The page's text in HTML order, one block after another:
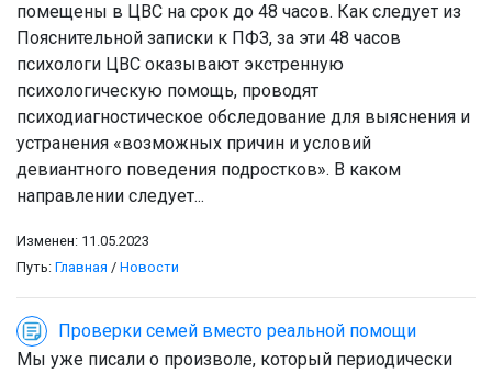
помещены в ЦВС на срок до 48 часов. Как следует из
Пояснительной записки к ПФЗ, за эти 48 часов
психологи ЦВС оказывают экстренную
психологическую помощь, проводят
психодиагностическое обследование для выяснения и
устранения «возможных причин и условий
девиантного поведения подростков». В каком
направлении следует...
Изменен: 11.05.2023
Путь: Главная / Новости
Проверки семей вместо реальной помощи
Мы уже писали о произволе, который периодически